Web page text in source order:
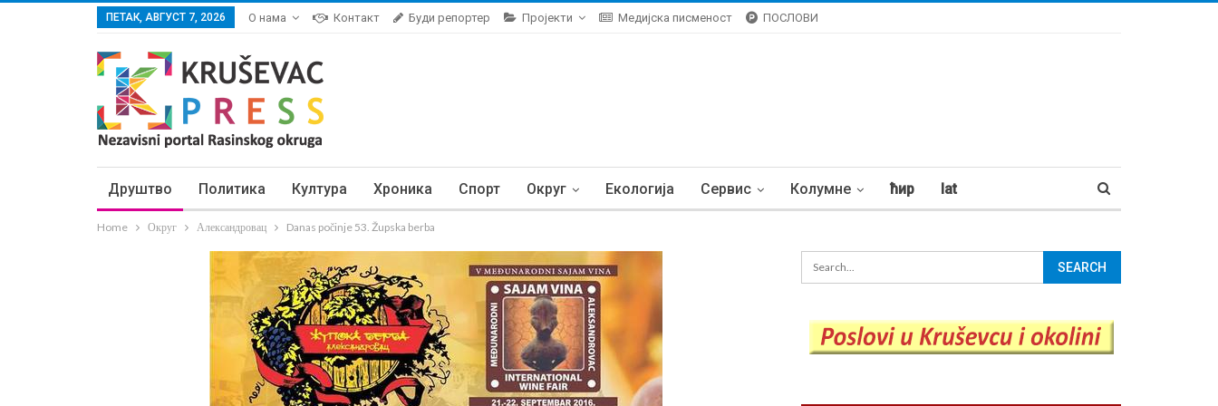
ПЕТАК, АВГУСТ 7, 2026 О нама Контакт Буди репортер Пројекти Медијска писменост ПОСЛОВИ
Друштво Политика Култура Хроника Спорт Округ Екологија Сервис Колумне ћир lat
Home Округ Александровац Danas počinje 53. Župska berba